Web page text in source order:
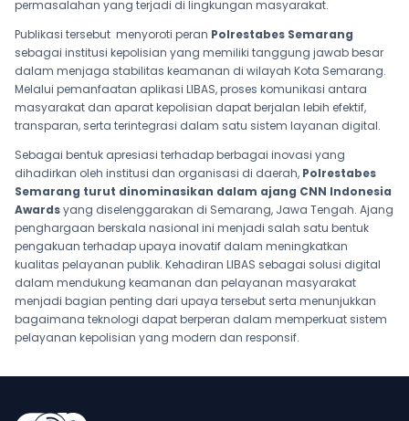
permasalahan yang terjadi di lingkungan masyarakat.
Publikasi tersebut menyoroti peran Polrestabes Semarang
sebagai institusi kepolisian yang memiliki tanggung jawab besar
dalam menjaga stabilitas keamanan di wilayah Kota Semarang.
Melalui pemanfaatan aplikasi LIBAS, proses komunikasi antara
masyarakat dan aparat kepolisian dapat berjalan lebih efektif,
transparan, serta terintegrasi dalam satu sistem layanan digital.
Sebagai bentuk apresiasi terhadap berbagai inovasi yang
dihadirkan oleh institusi dan organisasi di daerah, Polrestabes
Semarang turut dinominasikan dalam ajang CNN Indonesia
Awardsyang diselenggarakan di Semarang, Jawa Tengah. Ajang
penghargaan berskala nasional ini menjadi salah satu bentuk
pengakuan terhadap upaya inovatif dalam meningkatkan
kualitas pelayanan publik. Kehadiran LIBAS sebagai solusi digital
dalam mendukung keamanan dan pelayanan masyarakat
menjadi bagian penting dari upaya tersebut serta menunjukkan
bagaimana teknologi dapat berperan dalam memperkuat sistem
pelayanan kepolisian yang modern dan responsif.